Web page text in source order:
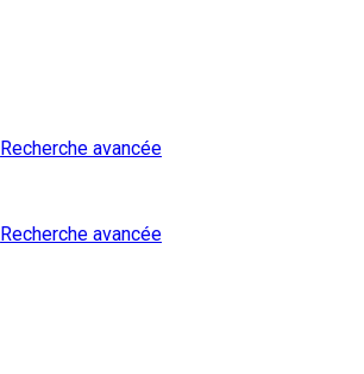
Recherche avancée
Recherche avancée